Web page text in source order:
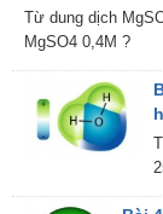
Từ dung dịch
MgSO4 0,4M ?